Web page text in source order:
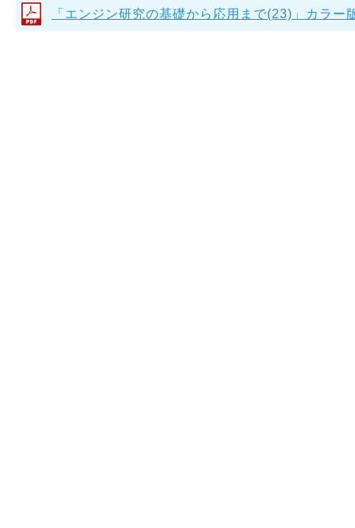
「エンジン研究の基礎から応用まで(23)」カラー